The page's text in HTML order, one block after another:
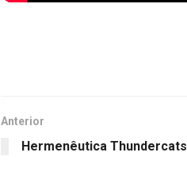
Anterior
Hermenêutica Thundercats